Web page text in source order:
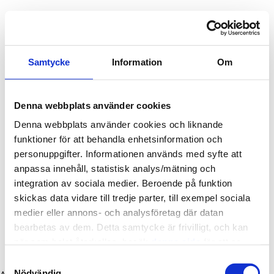
Samtycke Information Om
Denna webbplats använder cookies
Denna webbplats använder cookies och liknande
funktioner för att behandla enhetsinformation och
personuppgifter. Informationen används med syfte att
anpassa innehåll, statistisk analys/mätning och
integration av sociala medier. Beroende på funktion
skickas data vidare till tredje parter, till exempel sociala
medier eller annons- och analysföretag där datan
bearbetas av dem. Detta samtycke är frivilligt, och kan
Kontakta oss